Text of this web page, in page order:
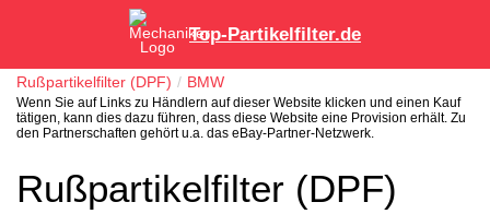
Top-Partikelfilter.de
Rußpartikelfilter (DPF) BMW
Wenn Sie auf Links zu Händlern auf dieser Website klicken und einen Kauf
tätigen, kann dies dazu führen, dass diese Website eine Provision erhält. Zu
den Partnerschaften gehört u.a. das eBay-Partner-Netzwerk.
Rußpartikelfilter (DPF)